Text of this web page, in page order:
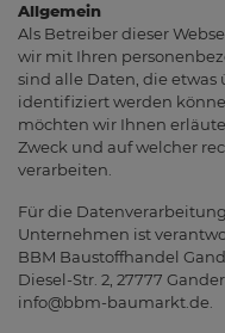
Allgemein
Als Betreiber dieser
wir mit Ihren
sind alle Daten, die etwas
identifiziert werden
möchten wir Ihnen
Zweck und auf welcher
verarbeiten.
Für die
Unternehmen ist
BBM Baustoffhandel
Diesel-Str. 2, 27777
info@bbm-baumarkt.de.